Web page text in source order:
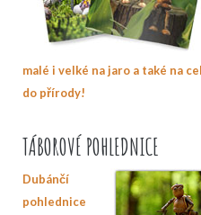
malé i velké na jaro a také na
do přírody!
TÁBOROVÉ POHLEDNICE
Dubánčí
pohlednice